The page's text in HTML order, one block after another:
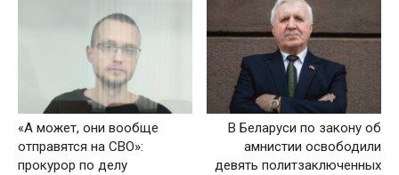
«А может, они вообще
отправятся на СВО»:
прокурор по делу
В Беларуси по закону об
амнистии освободили
девять политзаключенных